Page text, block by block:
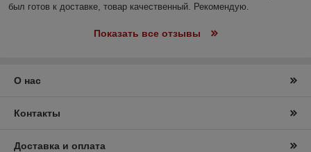
был готов к доставке, товар качественный. Рекомендую.
Показать все отзывы
О нас
Контакты
Доставка и оплата